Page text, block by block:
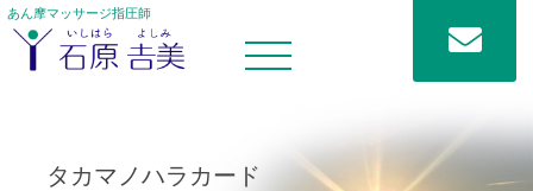
あん摩マッサージ指圧師
タカマノハラカード